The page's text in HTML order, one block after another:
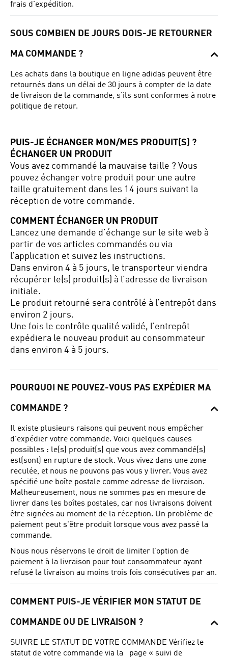
frais d'expédition.
SOUS COMBIEN DE JOURS DOIS-JE RETOURNER
MA COMMANDE ?
Les achats dans la boutique en ligne adidas peuvent être
retournés dans un délai de 30 jours à compter de la date
de livraison de la commande, s'ils sont conformes à notre
politique de retour.
PUIS-JE ÉCHANGER MON /MES PRODUIT(S) ?
ÉCHANGER UN PRODUIT
Vous avez commandé la mauvaise taille ? Vous
pouvez échanger votre produit pour une autre
taille gratuitement dans les 14 jours suivant la
réception de votre commande.
COMMENT ÉCHANGER UN PRODUIT
Lancez une demande d’échange sur le site web à
partir de vos articles commandés ou via
l’application et suivez les instructions.
Dans environ 4 à 5 jours, le transporteur viendra
récupérer le(s) produit(s) à l’adresse de livraison
initiale.
Le produit retourné sera contrôlé à l’entrepôt dans
environ 2 jours.
Une fois le contrôle qualité validé, l’entrepôt
expédiera le nouveau produit au consommateur
dans environ 4 à 5 jours.
POURQUOI NE POUVEZ-VOUS PAS EXPÉDIER MA
COMMANDE ?
Il existe plusieurs raisons qui peuvent nous empêcher
d'expédier votre commande. Voici quelques causes
possibles : le(s) produit(s) que vous avez commandé(s)
est(sont) en rupture de stock. Vous vivez dans une zone
reculée, et nous ne pouvons pas vous y livrer. Vous avez
spécifié une boîte postale comme adresse de livraison.
Malheureusement, nous ne sommes pas en mesure de
livrer dans les boîtes postales, car nos livraisons doivent
être signées au moment de la réception. Un problème de
paiement peut s'être produit lorsque vous avez passé la
commande.
Nous nous réservons le droit de limiter l’option de
paiement à la livraison pour tout consommateur ayant
refusé la livraison au moins trois fois consécutives par an.
COMMENT PUIS-JE VÉRIFIER MON STATUT DE
COMMANDE OU DE LIVRAISON ?
SUIVRE LE STATUT DE VOTRE COMMANDE Vérifiez le
statut de votre commande via la page « suivi de